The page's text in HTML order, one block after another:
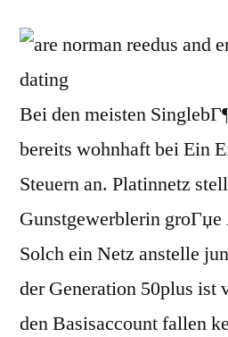
Bei den meisten
bereits wohnhaft bei Ein
Steuern an. Platinnetz
Gunstgewerblerin
Solch ein Netz anstelle
der Generation 50plus ist
den Basisaccount fallen